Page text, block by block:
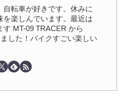
自転車が好きです。休みに
を楽しんでいます。最近は
MT-09 TRACER から
した！バイクすごい楽しい